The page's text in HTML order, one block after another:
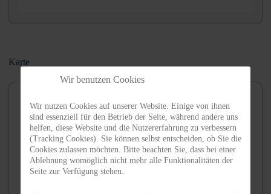
Karte
Wir benutzen Cookies
Wir nutzen Cookies auf unserer Website. Einige von ihnen
sind essenziell für den Betrieb der Seite, während andere uns
helfen, diese Website und die Nutzererfahrung zu verbessern
(Tracking Cookies). Sie können selbst entscheiden, ob Sie die
Cookies zulassen möchten. Bitte beachten Sie, dass bei einer
Ablehnung womöglich nicht mehr alle Funktionalitäten der
Seite zur Verfügung stehen.